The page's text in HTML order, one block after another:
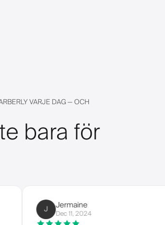
VARJE DAG — OCH
bara för
Jermaine
Dec 11, 2024